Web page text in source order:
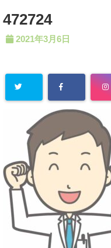
472724
2021年3月6日